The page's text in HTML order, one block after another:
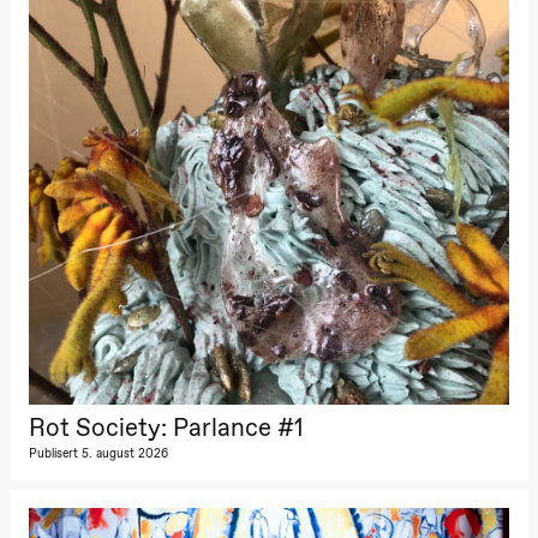
Kylén Collins
& Lærke
Grøntved
Lucy &
Lucky show
Lille scene
(Black Box
teater)
Lørdag 3. oktober
19.00
Lucy &
Lucky:
Josephine
Kylén Collins
& Lærke
Grøntved
Lucy &
Lucky show
Lille scene
(Black Box
Søndag 4. oktober
Lucky:
Rot Society: Parlance #1
Publisert 5. august 2026